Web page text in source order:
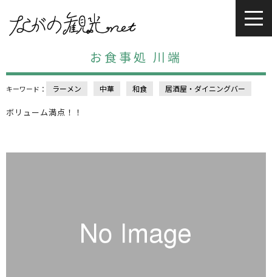
お食事処 川端
キーワード： ラーメン 中華 和食 居酒屋・ダイニングバー
ボリューム満点！！